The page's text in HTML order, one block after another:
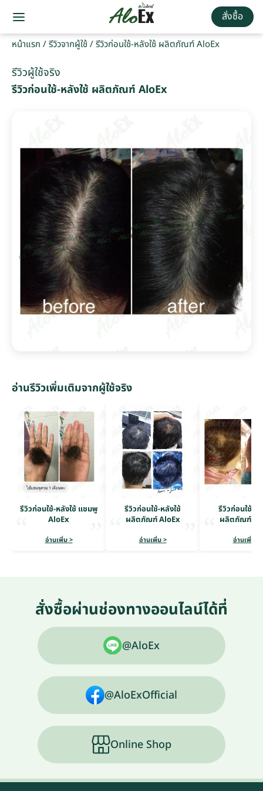
สั่งซื้อ
หน้าแรก /รีวิวจากผู้ใช้ /รีวิวก่อนใช้-หลังใช้ ผลิตภัณฑ์ AloEx
รีวิวผู้ใช้จริง
รีวิวก่อนใช้-หลังใช้ ผลิตภัณฑ์ AloEx
อ่านรีวิวเพิ่มเติมจากผู้ใช้จริง
รีวิวก่อนใช้-หลังใช้ แชมพู
AloEx
อ่านเพิ่ม >
รีวิวก่อนใช้-หลังใช้
ผลิตภัณฑ์ AloEx
อ่านเพิ่ม >
รีวิวก่อนใช้-ห
ผลิตภัณฑ์
อ่านเพิ่ม >
สั่งซื้อผ่านช่องทางออนไลน์ได้ที่
@AloEx
@AloExOfficial
Online Shop